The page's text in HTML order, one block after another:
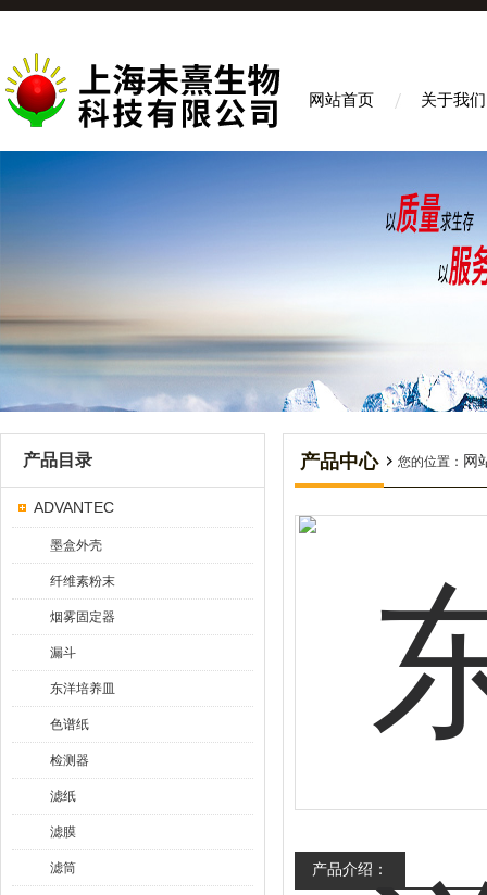
网站首页 关于我们
产品目录
ADVANTEC
墨盒外壳
纤维素粉末
烟雾固定器
漏斗
东洋培养皿
色谱纸
检测器
滤纸
滤膜
滤筒
产品中心 您的位置： 网
产品介绍：